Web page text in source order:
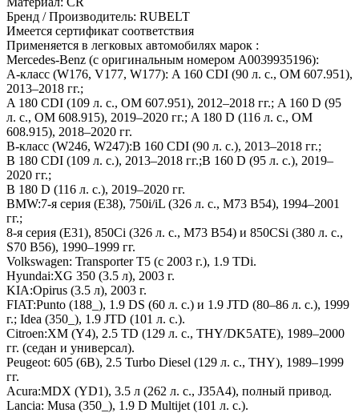
Бренд / Производитель: RUBELT
Имеется сертификат соответствия
Применяется в легковых автомобилях марок :
Mercedes‑Benz (с оригинальным номером A0039935196):
A‑класс (W176, V177, W177): A 160 CDI (90 л. с., OM 607.951),
2013–2018 гг.;
A 180 CDI (109 л. с., OM 607.951), 2012–2018 гг.; A 160 D (95
л. с., OM 608.915), 2019–2020 гг.; A 180 D (116 л. с., OM
608.915), 2018–2020 гг.
B‑класс (W246, W247):B 160 CDI (90 л. с.), 2013–2018 гг.;
B 180 CDI (109 л. с.), 2013–2018 гг.;B 160 D (95 л. с.), 2019–
2020 гг.;
B 180 D (116 л. с.), 2019–2020 гг.
BMW:7‑я серия (E38), 750i/iL (326 л. с., M73 B54), 1994–2001
гг.;
8‑я серия (E31), 850Ci (326 л. с., M73 B54) и 850CSi (380 л. с.,
S70 B56), 1990–1999 гг.
Volkswagen: Transporter T5 (с 2003 г.), 1.9 TDi.
Hyundai:XG 350 (3.5 л), 2003 г.
KIA:Opirus (3.5 л), 2003 г.
FIAT:Punto (188_), 1.9 DS (60 л. с.) и 1.9 JTD (80–86 л. с.), 1999
г.; Idea (350_), 1.9 JTD (101 л. с.).
Citroen:XM (Y4), 2.5 TD (129 л. с., THY/DK5ATE), 1989–2000
гг. (седан и универсал).
Peugeot: 605 (6B), 2.5 Turbo Diesel (129 л. с., THY), 1989–1999
гг.
Acura:MDX (YD1), 3.5 л (262 л. с., J35A4), полный привод.
Lancia: Musa (350_), 1.9 D Multijet (101 л. с.).